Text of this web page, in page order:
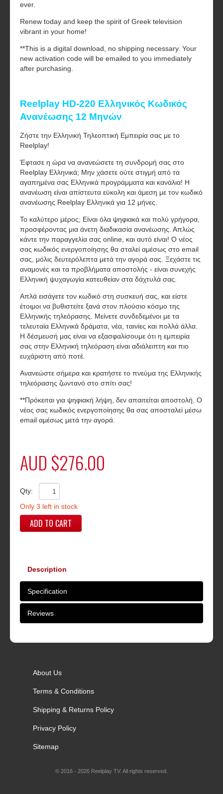
ever.
Renew today and keep the spirit of Greek television
vibrant in your home!
**This is a digital download, no shipping necessary. Your
new activation code will be emailed to you immediately
after purchasing.
Reelplay HD-220 Ελληνικός Κωδικός
Ανανέωσης 12 Μηνών
Ζήστε την Ελληνική Τηλεοπτική Εμπειρία σας με το
Reelplay!
Έφτασε η ώρα να ανανεώσετε τη συνδρομή σας στο
Reelplay Ελληνικά; Μην χάσετε ούτε στιγμή από τα
αγαπημένα σας Ελληνικά προγράμματα και κανάλια! Η
ανανέωση είναι απίστευτα εύκολη και άμεση με τον κωδικό
ανανέωσης Reelplay Ελληνικά για 12 μήνες.
Το καλύτερο μέρος; Είναι όλα ψηφιακά και πολύ γρήγορα,
προσφέροντας μια άνετη διαδικασία ανανέωσης. Απλώς
κάντε την παραγγελία σας online, και αυτό είναι! Ο νέος
σας κωδικός ενεργοποίησης θα σταλεί αμέσως στο email
σας, μόλις δευτερόλεπτα μετά την αγορά σας. Ξεχάστε τις
αναμονές και τα προβλήματα αποστολής - είναι συνεχής
Ελληνική ψυχαγωγία κατευθείαν στα δάχτυλά σας.
Απλά εισάγετε τον κωδικό στη συσκευή σας, και είστε
έτοιμοι να βυθιστείτε ξανά στον πλούσιο κόσμο της
Ελληνικής τηλεόρασης. Μείνετε συνδεδεμένοι με τα
τελευταία Ελληνικά δράματα, νέα, ταινίες και πολλά άλλα.
Η δέσμευσή μας είναι να εξασφαλίσουμε ότι η εμπειρία
σας στην Ελληνική τηλεόραση είναι αδιάλειπτη και πιο
ευχάριστη από ποτέ.
Ανανεώστε σήμερα και κρατήστε το πνεύμα της Ελληνικής
τηλεόρασης ζωντανό στο σπίτι σας!
**Πρόκειται για ψηφιακή λήψη, δεν απαιτείται αποστολή. Ο
νέος σας κωδικός ενεργοποίησης θα σας αποσταλεί μέσω
email αμέσως μετά την αγορά.
AUD $276.00
Qty:
Only 3 left in stock
ADD TO CART
Description
Specification
Reviews
About Us
Terms & Conditions
Shipping & Returns Policy
Privacy Policy
Sitemap
© 2016 - 2026 Reelplay TV. All rights reserved.